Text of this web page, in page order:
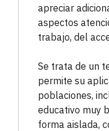
apreciar
aspectos
trabajo, del
Se trata de un
permite su
poblaciones,
educativo muy
forma aislada,